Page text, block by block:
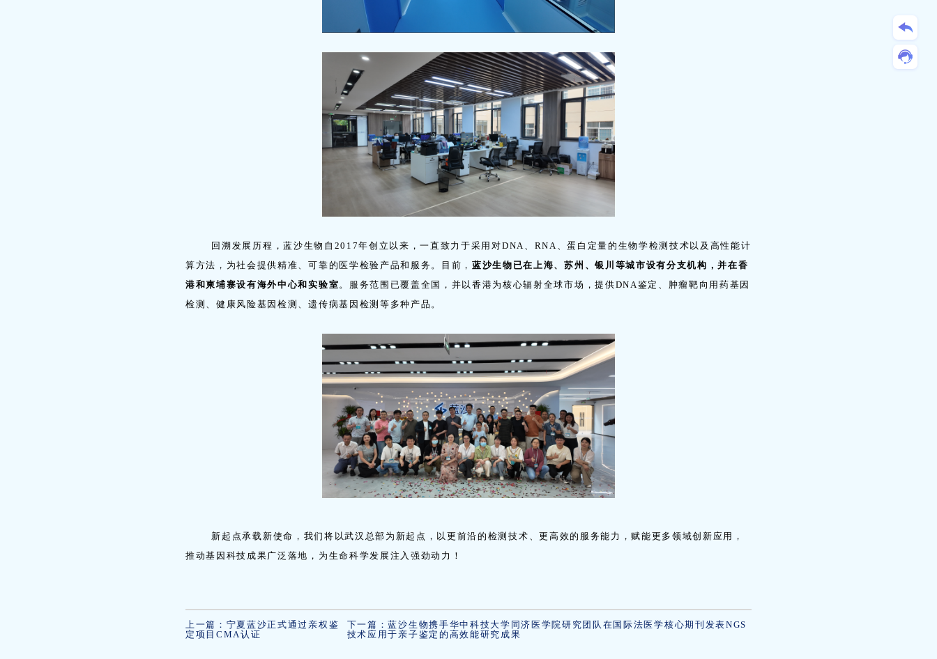
回溯发展历程，蓝沙生物自2017年创立以来，一直致力于采用对DNA、RNA、蛋白定量的生物学检测技术以及高性能计
算方法，为社会提供精准、可靠的医学检验产品和服务。目前，蓝沙生物已在上海、苏州、银川等城市设有分支机构，并在香
港和柬埔寨设有海外中心和实验室。服务范围已覆盖全国，并以香港为核心辐射全球市场，提供DNA鉴定、肿瘤靶向用药基因
检测、健康风险基因检测、遗传病基因检测等多种产品。
新起点承载新使命，我们将以武汉总部为新起点，以更前沿的检测技术、更高效的服务能力，赋能更多领域创新应用，
推动基因科技成果广泛落地，为生命科学发展注入强劲动力！
上一篇：宁夏蓝沙正式通过亲权鉴
定项目CMA认证
下一篇：蓝沙生物携手华中科技大学同济医学院研究团队在国际法医学核心期刊发表NGS
技术应用于亲子鉴定的高效能研究成果